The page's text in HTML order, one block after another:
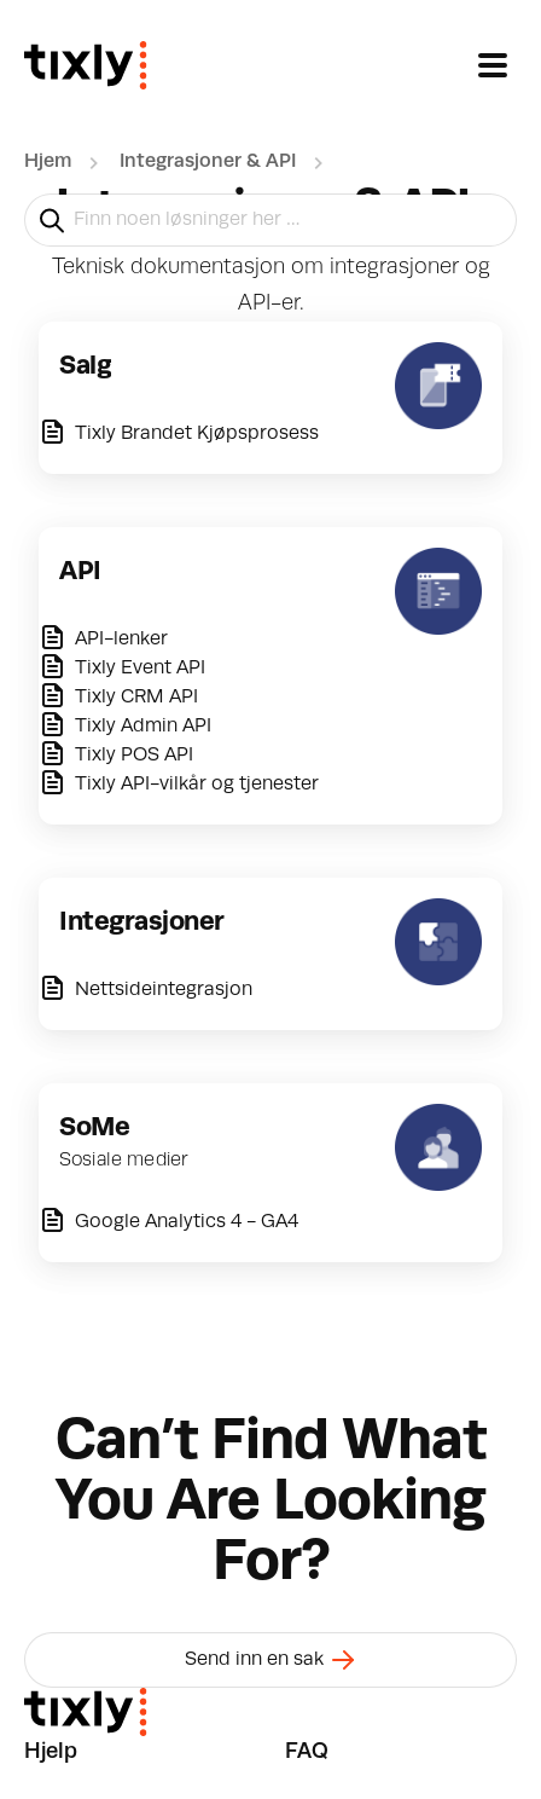
Hjem Integrasjoner & API
Integrasjoner & API
Teknisk dokumentasjon om integrasjoner og
API-er.
Salg
Tixly Brandet Kjøpsprosess
API
API-lenker
Tixly Event API
Tixly CRM API
Tixly Admin API
Tixly POS API
Tixly API-vilkår og tjenester
Integrasjoner
Nettsideintegrasjon
SoMe
Sosiale medier
Google Analytics 4 - GA4
Can’t Find What
You Are Looking
For?
Send inn en sak
Hjelp FAQ